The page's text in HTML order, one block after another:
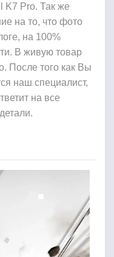
K7 Pro. Так же
на то, что фото
на 100%
В живую товар
После того как Вы
наш специалист,
на все